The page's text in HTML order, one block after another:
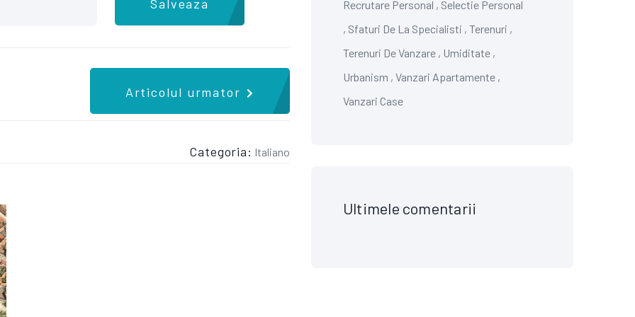
Salveaza
Articolul urmator
Categoria: Italiano
Recrutare Personal , Selectie Personal
, Sfaturi De La Specialisti , Terenuri ,
Terenuri De Vanzare , Umiditate ,
Urbanism , Vanzari Apartamente ,
Vanzari Case
Ultimele comentarii